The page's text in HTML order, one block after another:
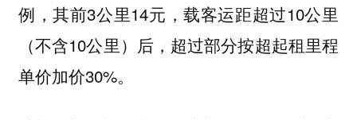
例，其前3公里14元，载客运距超过10公里
（不含10公里）后，超过部分按超起租里程
单价加价30%。